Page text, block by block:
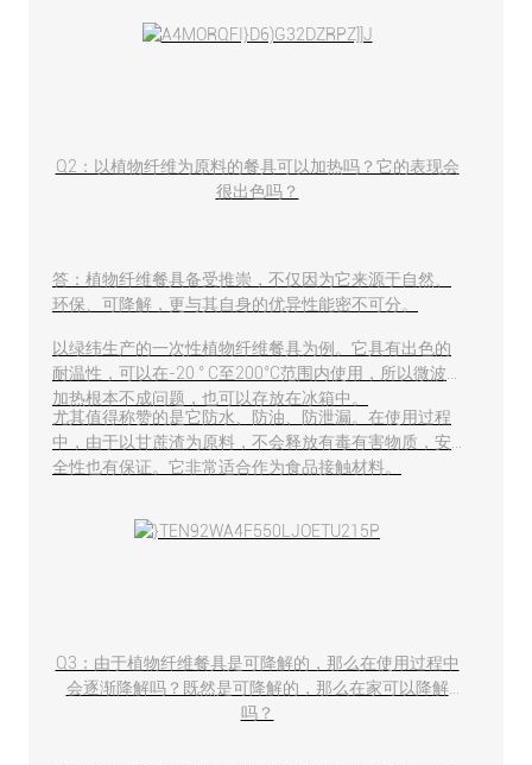
Q2：以植物纤维为原料的餐具可以加热吗？它的表现会
很出色吗？
答：植物纤维餐具备受推崇，不仅因为它来源于自然、
环保、可降解，更与其自身的优异性能密不可分。
以绿纬生产的一次性植物纤维餐具为例。它具有出色的
耐温性，可以在-20 ° C至200°C范围内使用，所以微波
加热根本不成问题，也可以存放在冰箱中。
尤其值得称赞的是它防水、防油、防泄漏。在使用过程
中，由于以甘蔗渣为原料，不会释放有毒有害物质，安
全性也有保证。它非常适合作为食品接触材料。
Q3：由于植物纤维餐具是可降解的，那么在使用过程中
会逐渐降解吗？既然是可降解的，那么在家可以降解
吗？